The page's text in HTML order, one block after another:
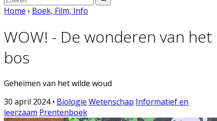
Home › Boek, Film, Info
WOW! - De wonderen van het
bos
Geheimen van het wilde woud
30 april 2024 • Biologie Wetenschap Informatief en
leerzaam Prentenboek